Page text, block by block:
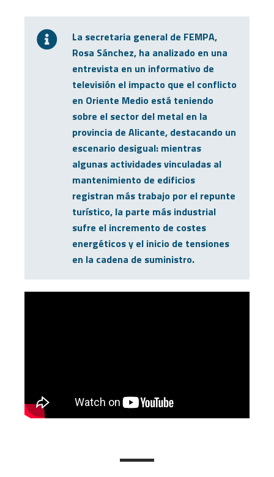
La secretaria general de FEMPA,
Rosa Sánchez, ha analizado en una
entrevista en un informativo de
televisión el impacto que el conflicto
en Oriente Medio está teniendo
sobre el sector del metal en la
provincia de Alicante, destacando un
escenario desigual: mientras
algunas actividades vinculadas al
mantenimiento de edificios
registran más trabajo por el repunte
turístico, la parte más industrial
sufre el incremento de costes
energéticos y el inicio de tensiones
en la cadena de suministro.